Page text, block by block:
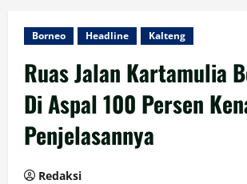
Borneo Headline Kalteng
Ruas Jalan Kartamulia
Di Aspal 100 Persen
Penjelasannya
Redaksi